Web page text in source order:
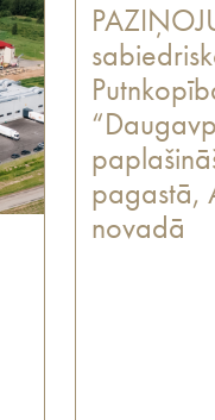
pagastā,
novadā